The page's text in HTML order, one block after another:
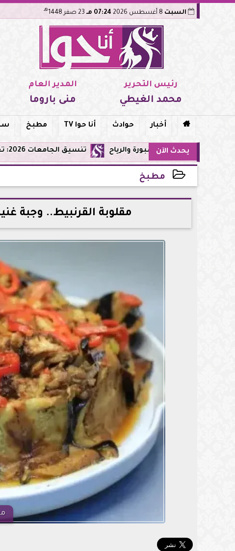
السبت 07:24 مـ هـ
رئيس التحرير
محمد الغيطي
المدير العام
منى باروما
 أخبار حوادث أنا حوا TV مطبخ
يحدث الآن تنسيق الجامعات 2026: تعديل الرغبات متاح حتى الأحد 9 أغسطس.. اعرف القواعد والمواعيد والنصائح قبل غلق التسجيل
مطبخ
2026-04-19 16:08:29
مقلوبة القرنبيط.. وجبة